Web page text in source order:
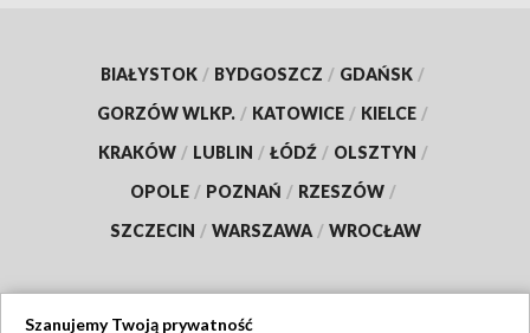
BIAŁYSTOK / BYDGOSZCZ / GDAŃSK /
GORZÓW WLKP. / KATOWICE / KIELCE /
KRAKÓW / LUBLIN / ŁÓDŹ / OLSZTYN /
OPOLE / POZNAŃ / RZESZÓW /
SZCZECIN / WARSZAWA / WROCŁAW
Szanujemy Twoją prywatność